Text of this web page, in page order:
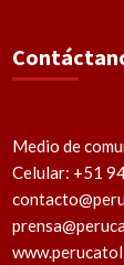
Medio de
Celular: +51